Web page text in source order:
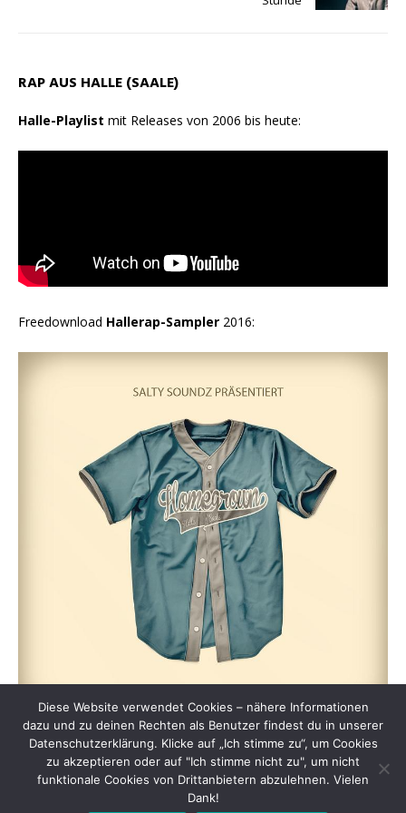
RAP AUS HALLE (SAALE)
Halle-Playlist mit Releases von 2006 bis heute:
Freedownload Hallerap-Sampler 2016:
Diese Website verwendet Cookies – nähere Informationen
dazu und zu deinen Rechten als Benutzer findest du in unserer
Datenschutzerklärung. Klicke auf „Ich stimme zu“, um Cookies
zu akzeptieren oder auf "Ich stimme nicht zu", um nicht
funktionale Cookies von Drittanbietern abzulehnen. Vielen
Dank!